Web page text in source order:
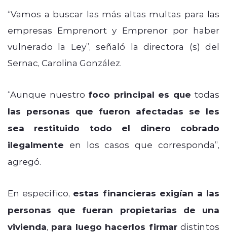
“Vamos a buscar las más altas multas para las
empresas Emprenort y Emprenor por haber
vulnerado la Ley”, señaló la directora (s) del
Sernac, Carolina González.
“Aunque nuestro foco principal es que todas
las personas que fueron afectadas se les
sea restituido todo el dinero cobrado
ilegalmente en los casos que corresponda”,
agregó.
En específico, estas financieras exigían a las
personas que fueran propietarias de una
vivienda, para luego hacerlos firmar distintos